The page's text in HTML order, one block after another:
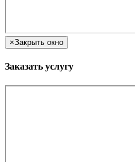
×Закрыть окно
Заказать услугу